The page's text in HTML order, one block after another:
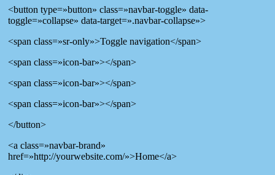
<button type=»button» class=»navbar-toggle» data-
toggle=»collapse» data-target=».navbar-collapse»>
<span class=»sr-only»>Toggle navigation</span>
<span class=»icon-bar»></span>
<span class=»icon-bar»></span>
<span class=»icon-bar»></span>
</button>
<a class=»navbar-brand»
href=»http://yourwebsite.com/»>Home</a>